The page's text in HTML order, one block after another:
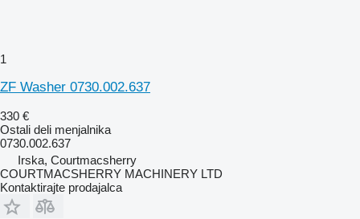
1
ZF Washer 0730.002.637
330 €
Ostali deli menjalnika
0730.002.637
Irska, Courtmacsherry
COURTMACSHERRY MACHINERY LTD
Kontaktirajte prodajalca